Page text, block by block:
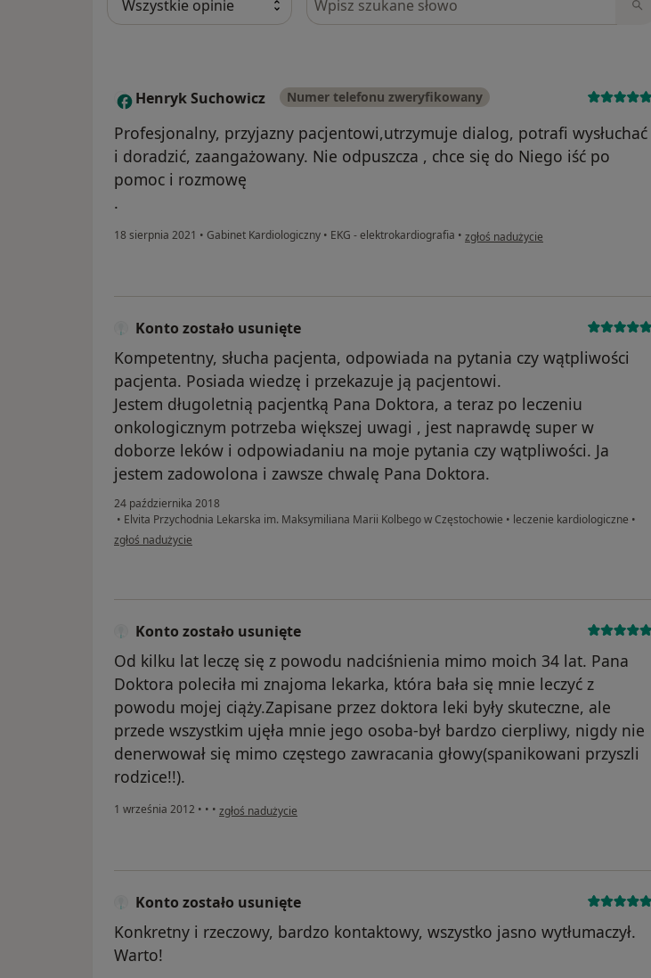
H Henryk Suchowicz Numer telefonu zweryfikowany
Profesjonalny, przyjazny pacjentowi,utrzymuje dialog, potrafi wysłuchać
i doradzić, zaangażowany. Nie odpuszcza , chce się do Niego iść po
pomoc i rozmowę
.
18 sierpnia 2021 • Gabinet Kardiologiczny • EKG - elektrokardiografia • w opinii użytkownika Henryk Suchowicz
zgłoś nadużycie
Konto zostało usunięte
Kompetentny, słucha pacjenta, odpowiada na pytania czy wątpliwości
pacjenta. Posiada wiedzę i przekazuje ją pacjentowi.
Jestem długoletnią pacjentką Pana Doktora, a teraz po leczeniu
onkologicznym potrzeba większej uwagi , jest naprawdę super w
doborze leków i odpowiadaniu na moje pytania czy wątpliwości. Ja
jestem zadowolona i zawsze chwalę Pana Doktora.
24 października 2018
• Elvita Przychodnia Lekarska im. Maksymiliana Marii Kolbego w Częstochowie • leczenie kardiologiczne •
w opinii użytkownika Konto zostało usunięte
zgłoś nadużycie
Konto zostało usunięte
Od kilku lat leczę się z powodu nadciśnienia mimo moich 34 lat. Pana
Doktora poleciła mi znajoma lekarka, która bała się mnie leczyć z
powodu mojej ciąży.Zapisane przez doktora leki były skuteczne, ale
przede wszystkim ujęła mnie jego osoba-był bardzo cierpliwy, nigdy nie
denerwował się mimo częstego zawracania głowy(spanikowani przyszli
rodzice!!).
1 września 2012 • • • w opinii użytkownika Konto zostało usunięte
zgłoś nadużycie
Konto zostało usunięte
Konkretny i rzeczowy, bardzo kontaktowy, wszystko jasno wytłumaczył.
Warto!